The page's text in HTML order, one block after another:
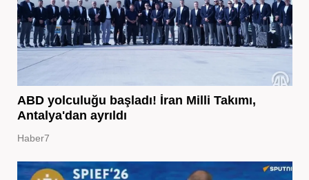
ABD yolculuğu başladı! İran Milli Takımı,
Antalya'dan ayrıldı
Haber7